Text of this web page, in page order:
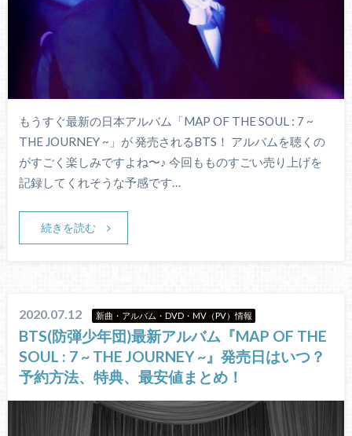
もうすぐ最新の日本アルバム「MAP OF THE SOUL : 7 ~
THE JOURNEY ~」が 発売されるBTS！ アルバムを聴くの
がすごく楽しみですよね〜♪ 今回もものすごい売り上げを
記録してくれそうな予感です…
続きを読む
2020.07.12 新曲・アルバム・DVD・MV（PV）情報
BTS(防弾少年団)最新アルバム『MAP OF THE
SOUL : 7 ~ THE JOURNEY ~』発売日はいつ？
予約方法、特典、最安値まとめ！